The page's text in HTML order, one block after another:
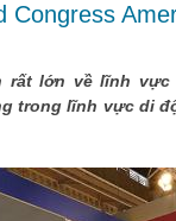
rất lớn về lĩnh
trong lĩnh vực di